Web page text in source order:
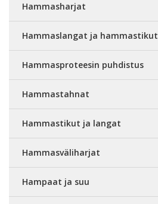
Hammasharjat
Hammaslangat ja hammastikut
Hammasproteesin puhdistus
Hammastahnat
Hammastikut ja langat
Hammasväliharjat
Hampaat ja suu